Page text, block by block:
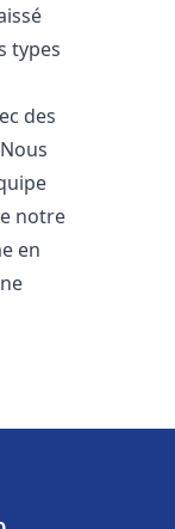
types
des
notre
en